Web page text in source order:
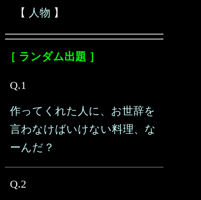
【 人物 】
［ ランダム出題 ］
Q.1
作ってくれた人に、お世辞を
言わなけばいけない料理、な
ーんだ？
Q.2